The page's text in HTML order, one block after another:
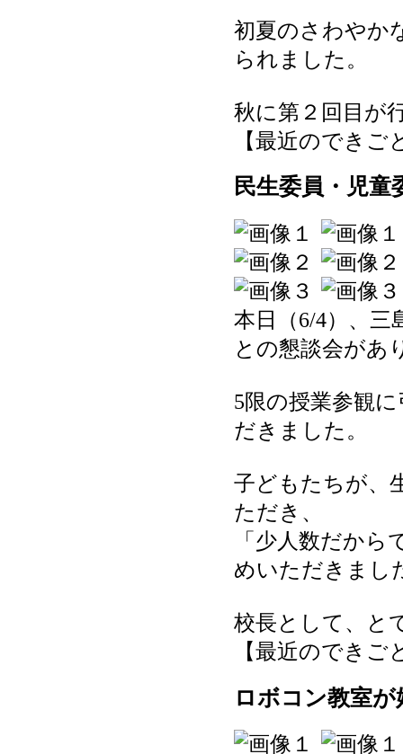
初夏のさわやか
られました。
秋に第２回目が
【最近のできご
民生委員・児
本日（6/4）、三
との懇談会があ
5限の授業参観
だきました。
子どもたちが、
ただき、
「少人数だか
めいただきまし
校長として、と
【最近のできご
ロボコン教室